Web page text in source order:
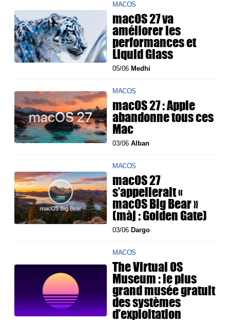
MACOS
macOS 27 va
améliorer les
performances et
Liquid Glass
05/06 Medhi
MACOS
macOS 27 : Apple
abandonne tous ces
Mac
03/06Alban
MACOS
macOS 27
s’appellerait «
macOS Big Bear »
(màj : Golden Gate)
03/06 Dargo
MACOS
The Virtual OS
Museum : le plus
grand musée gratuit
des systèmes
d’exploitation